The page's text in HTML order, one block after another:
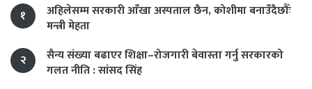
१
अहिलेसम्म सरकारी आँखा अस्पताल छैन, कोशीमा बनाउँदैछौँः
मन्त्री मेहता
२
सैन्य संख्या बढाएर शिक्षा–रोजगारी बेवास्ता गर्नु सरकारको
गलत नीति : सांसद सिंह